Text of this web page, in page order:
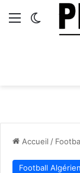
Menu Switch
Accueil /
Football Algérien